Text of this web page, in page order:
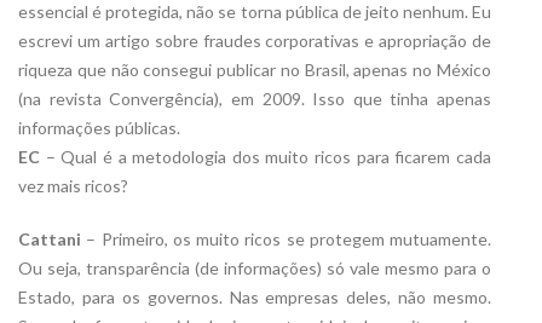
essencial é protegida, não se torna pública de jeito nenhum. Eu
escrevi um artigo sobre fraudes corporativas e apropriação de
riqueza que não consegui publicar no Brasil, apenas no México
(na revista Convergência), em 2009. Isso que tinha apenas
informações públicas.
EC – Qual é a metodologia dos muito ricos para ficarem cada
vez mais ricos?
Cattani – Primeiro, os muito ricos se protegem mutuamente.
Ou seja, transparência (de informações) só vale mesmo para o
Estado, para os governos. Nas empresas deles, não mesmo.